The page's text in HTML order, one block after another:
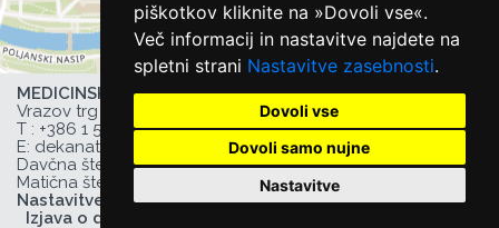
piškotkov kliknite na »Dovoli vse«.
Več informacij in nastavitve najdete na
spletni strani Nastavitve zasebnosti.
Dovoli vse
Dovoli samo nujne
Nastavitve
MEDICINSKA FAKULTETA UL,
Vrazov trg 2, 1000 Ljubljana, Slovenija,
T : +386 1 543 77 00, F: +386 1 543 77 01,
E: dekanat@mf.uni-lj.si
Davčna številka UL MF: 44752385,
Matična številka UL MF: 1627066
Nastavitve zasebnosti
Izjava o dostopnosti